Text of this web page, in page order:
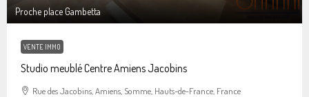
Proche place Gambetta
VENTE IMMO
Studio meublé Centre Amiens Jacobins
Rue des Jacobins, Amiens, Somme, Hauts-de-France, France